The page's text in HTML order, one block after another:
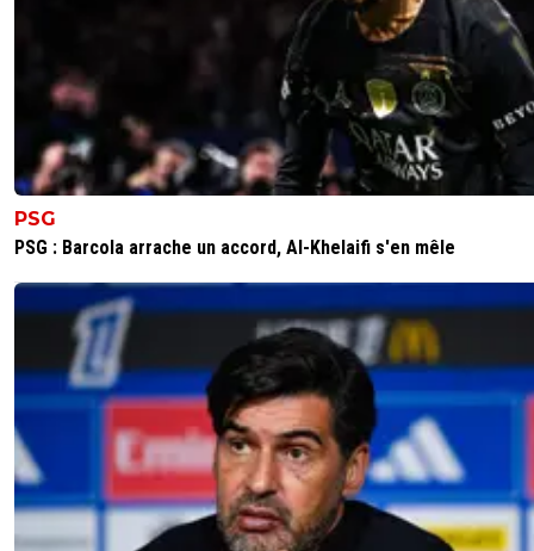
PSG
PSG : Barcola arrache un accord, Al-Khelaifi s'en mêle